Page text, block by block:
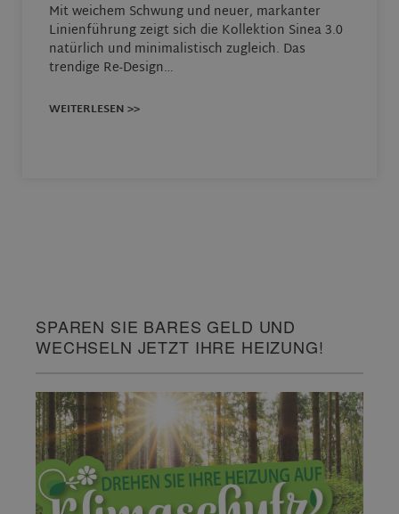
Mit weichem Schwung und neuer, markanter
Linienführung zeigt sich die Kollektion Sinea 3.0
natürlich und minimalistisch zugleich. Das
trendige Re-Design…
WEITERLESEN >>
SPAREN SIE BARES GELD UND
WECHSELN JETZT IHRE HEIZUNG!